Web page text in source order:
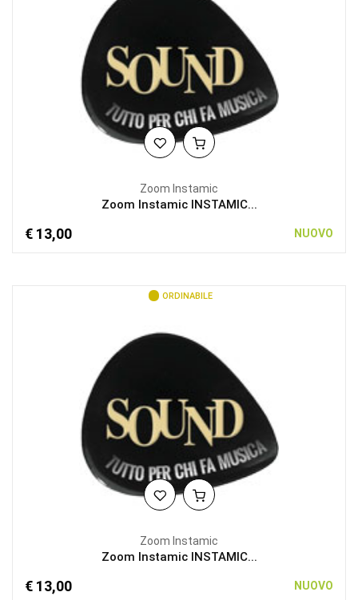
Zoom Instamic
Zoom Instamic INSTAMIC...
€ 13,00 NUOVO
ORDINABILE
Zoom Instamic
Zoom Instamic INSTAMIC...
€ 13,00 NUOVO